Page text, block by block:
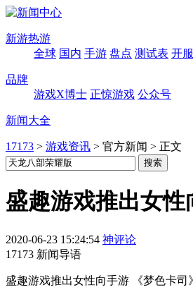
新游热游
全球 国内 手游 盘点 测试表 开
品牌
游戏X博士 正惊游戏 公众号
新闻大全
17173 > 游戏资讯 > 官方新闻 > 正文
盛趣游戏推出女
2020-06-23 15:24:54 神评论
17173 新闻导语
盛趣游戏推出女性向手游 《梦色卡司